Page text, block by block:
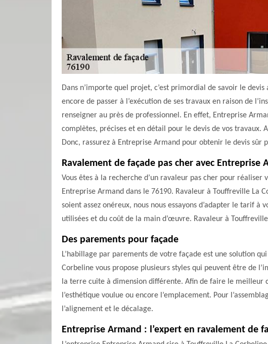
Dans n’importe quel projet, c’est primordial de savoir le
encore de passer à l’exécution de ses travaux en raison de
renseigner au près de professionnel. En effet, Entreprise
complètes, précises et en détail pour le devis de vos travaux.
Donc, rassurez à Entreprise Armand pour obtenir le devis
Ravalement de façade pas cher avec Entreprise
Vous êtes à la recherche d’un ravaleur pas cher pour
Entreprise Armand dans le 76190. Ravaleur à Touffreville
soient assez onéreux, nous nous essayons d’adapter le tarif
utilisées et du coût de la main d’œuvre. Ravaleur à
Des parements pour façade
L’habillage par parements de votre façade est une solution
Corbeline vous propose plusieurs styles qui peuvent être de
la terre cuite à dimension différente. Afin de faire le meilleur
l’esthétique voulue ou encore l’emplacement. Pour
l’alignement et le décalage.
Entreprise Armand : l’expert en ravalement de